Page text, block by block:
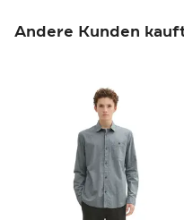
Andere Kunden